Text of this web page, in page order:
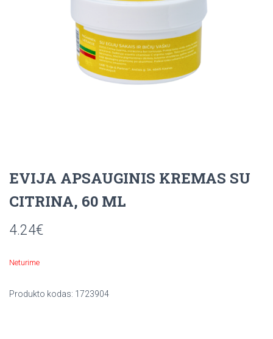
EVIJA APSAUGINIS KREMAS SU
CITRINA, 60 ML
4.24€
Neturime
Produkto kodas: 1723904